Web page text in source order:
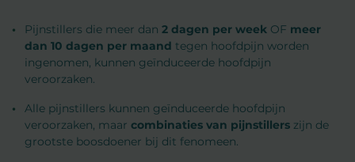
Pijnstillers die meer dan 2 dagen per week OF meer
dan 10 dagen per maand tegen hoofdpijn worden
ingenomen, kunnen geïnduceerde hoofdpijn
veroorzaken.
Alle pijnstillers kunnen geïnduceerde hoofdpijn
veroorzaken, maar combinaties van pijnstillers zijn de
grootste boosdoener bij dit fenomeen.